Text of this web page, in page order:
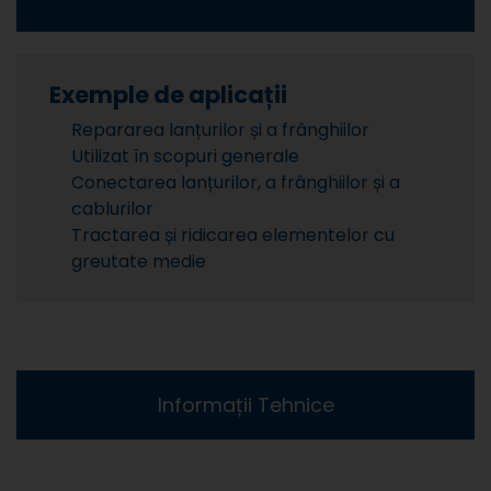
Exemple de aplicații
Repararea lanțurilor și a frânghiilor
Utilizat în scopuri generale
Conectarea lanțurilor, a frânghiilor și a
cablurilor
Tractarea și ridicarea elementelor cu
greutate medie
Informații Tehnice